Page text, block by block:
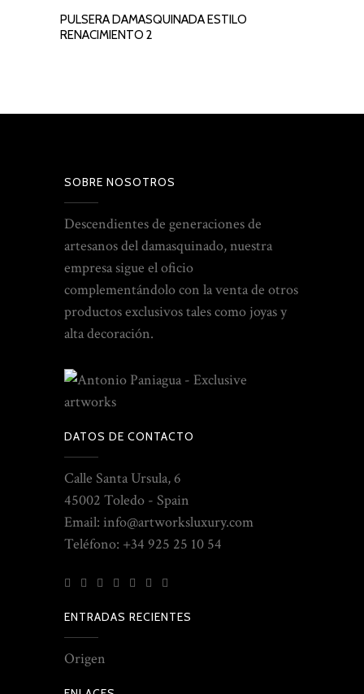
LEER MÁS
PULSERA DAMASQUINADA ESTILO
RENACIMIENTO 2
SOBRE NOSOTROS
Descendientes de generaciones de
artesanos del damasquinado, nuestra
empresa sigue el oficio
complementándolo con la venta de otros
productos exclusivos tales como joyas y
alta decoración.
DATOS DE CONTACTO
Calle Santa Ursula, 6
45002 Toledo - Spain
Email: info@artworksluxury.com
Teléfono: +34 925 25 10 54
ENTRADAS RECIENTES
Origen